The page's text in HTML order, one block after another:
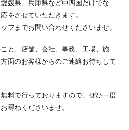
媛県、兵庫県など中四国だけでな
をさせていただきます。
フまでお問い合わせくださいませ。
と、店舗、会社、事務、工場、施
面のお客様からのご連絡お待ちして
料で行っておりますので、ぜひ一度
尋ねくださいませ。